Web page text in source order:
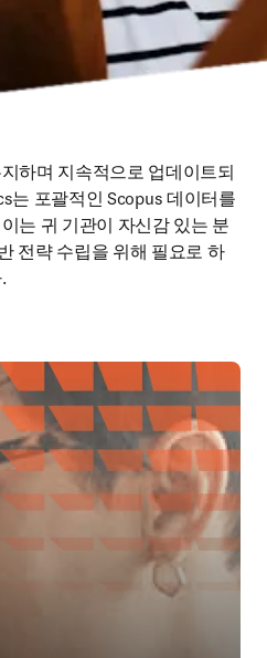
하며 지속적으로 업데이트되
는 포괄적인 Scopus 데이터를
는 귀 기관이 자신감 있는 분
전략 수립을 위해 필요로 하